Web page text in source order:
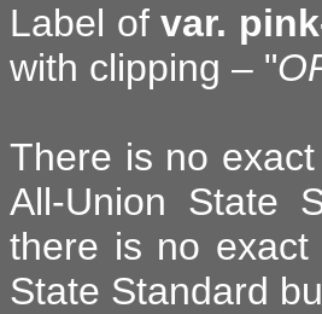
Label ofvar.
with clipping – "
There is no
All-Union State
there is no exact
State Standard